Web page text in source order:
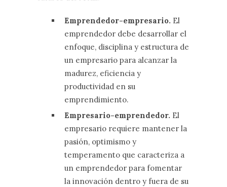
Emprendedor-empresario. El
emprendedor debe desarrollar el
enfoque, disciplina y estructura de
un empresario para alcanzar la
madurez, eficiencia y
productividad en su
emprendimiento.
Empresario-emprendedor. El
empresario requiere mantener la
pasión, optimismo y
temperamento que caracteriza a
un emprendedor para fomentar
la innovación dentro y fuera de su